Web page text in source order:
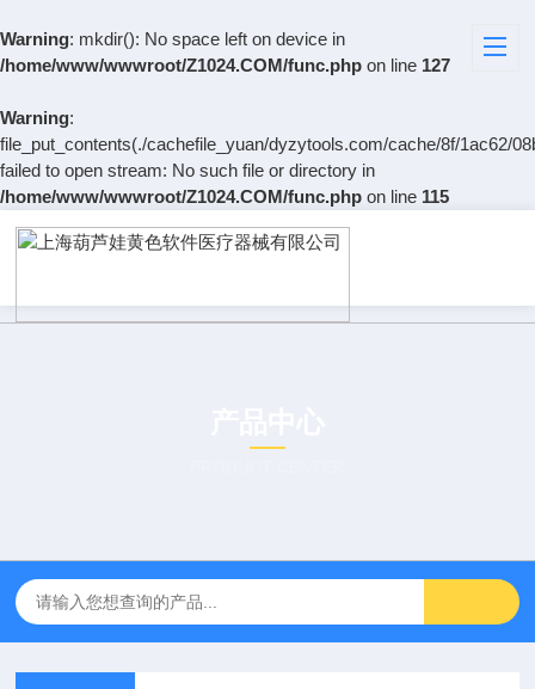
Warning: mkdir(): No space left on device in
/home/www/wwwroot/Z1024.COM/func.php on line 127
Warning:
file_put_contents(./cachefile_yuan/dyzytools.com/cache/8f/1ac62/
failed to open stream: No such file or directory in
/home/www/wwwroot/Z1024.COM/func.php on line 115